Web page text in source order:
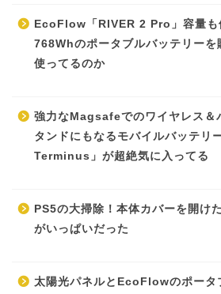
EcoFlow「RIVER 2 Pro」容量も
768Whのポータブルバッテリーを
使ってるのか
強力なMagsafeでのワイヤレス＆
タンドにもなるモバイルバッテ
Terminus」が超絶気に入ってる
PS5の大掃除！本体カバーを開け
がいっぱいだった
太陽光パネルとEcoFlowのポータ